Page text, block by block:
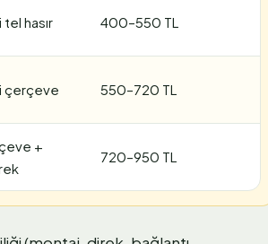
hasır 400–550 TL
çerçeve 550–720 TL
+
720–950 TL